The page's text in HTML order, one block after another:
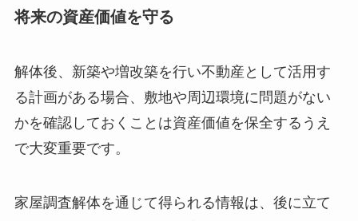
解体後、新築や増改築を行い不動産として活用す
る計画がある場合、敷地や周辺環境に問題がない
かを確認しておくことは資産価値を保全するうえ